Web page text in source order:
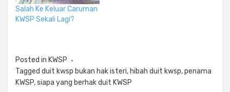
Salah Ke Keluar Caruman
KWSP Sekali Lagi?
Posted in KWSP
Tagged duit kwsp bukan hak isteri, hibah duit kwsp,penama
KWSP,siapa yang berhak duit KWSP